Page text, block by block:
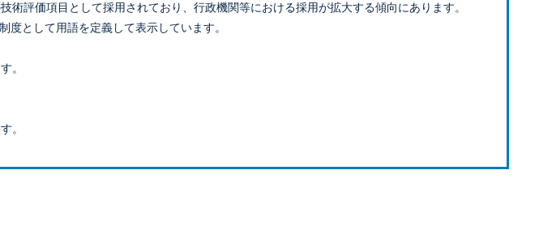
評価項目として採用されており、行政機関等における採用が拡大する傾向にあります。
として用語を定義して表示しています。
。
。